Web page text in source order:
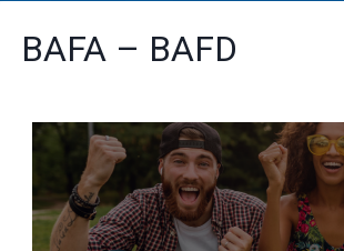
BAFA – BAFD